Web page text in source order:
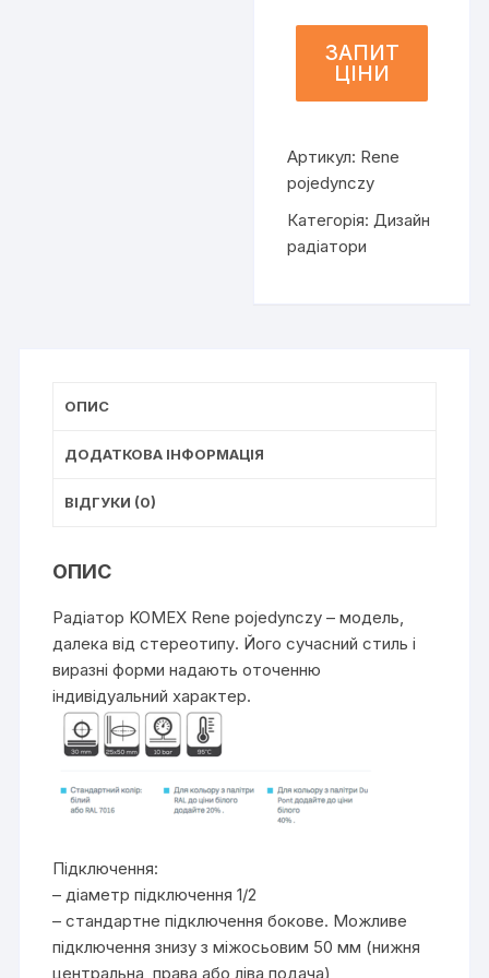
Rene
pojedynczy
кількість
ЗАПИТ
ЦІНИ
Артикул: Rene
pojedynczy
Категорія:Дизайн
радіатори
ОПИС
ДОДАТКОВА ІНФОРМАЦІЯ
ВІДГУКИ (0)
ОПИС
Радіатор KOMEX Rene pojedynczy – модель,
далека від стереотипу. Його сучасний стиль і
виразні форми надають оточенню
індивідуальний характер.
Підключення:
– діаметр підключення 1/2
– стандартне підключення бокове. Можливе
підключення знизу з міжосьовим 50 мм (нижня
центральна, права або ліва подача)